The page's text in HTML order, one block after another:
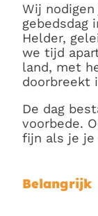
Wij
gebedsdag
Helder,
we tijd
land, met
doorbreekt
De dag
voorbede.
fijn als je je
Belangrijk